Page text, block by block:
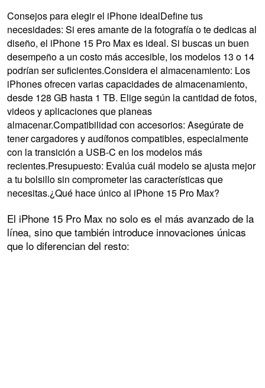
Consejos para elegir el iPhone idealDefine tus
necesidades: Si eres amante de la fotografía o te dedicas al
diseño, el iPhone 15 Pro Max es ideal. Si buscas un buen
desempeño a un costo más accesible, los modelos 13 o 14
podrían ser suficientes.Considera el almacenamiento: Los
iPhones ofrecen varias capacidades de almacenamiento,
desde 128 GB hasta 1 TB. Elige según la cantidad de fotos,
videos y aplicaciones que planeas
almacenar.Compatibilidad con accesorios: Asegúrate de
tener cargadores y audífonos compatibles, especialmente
con la transición a USB-C en los modelos más
recientes.Presupuesto: Evalúa cuál modelo se ajusta mejor
a tu bolsillo sin comprometer las características que
necesitas.¿Qué hace único al iPhone 15 Pro Max?
El iPhone 15 Pro Max no solo es el más avanzado de la
línea, sino que también introduce innovaciones únicas
que lo diferencian del resto: